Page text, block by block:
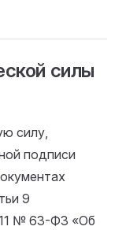
силы
силу,
подписи
9
№ 63-ФЗ «Об